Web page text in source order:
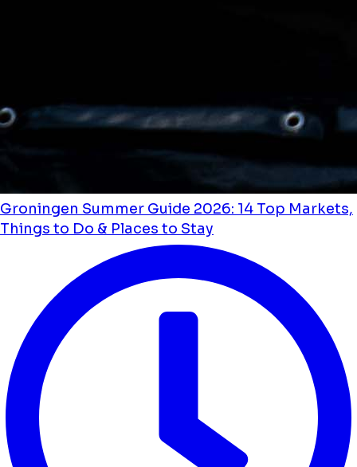
Groningen Summer Guide 2026: 14 Top Markets,
Things to Do & Places to Stay